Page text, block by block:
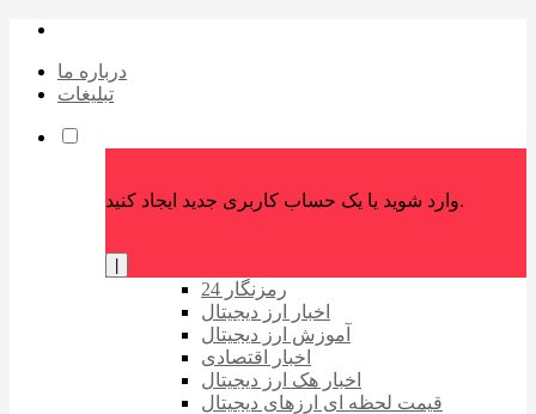
درباره ما
تبلیغات
وارد شوید یا یک حساب کاربری جدید ایجاد کنید.
رمزنگار 24
اخبار ارز دیجیتال
آموزش ارز دیجیتال
اخبار اقتصادی
اخبار هک ارز دیجیتال
قیمت لحظه ای ارزهای دیجیتال